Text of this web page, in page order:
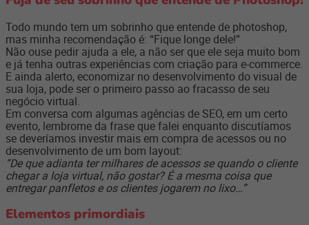
Todo mundo tem um sobrinho que entende de photoshop,
mas minha recomendação é: “Fique longe dele!”
Não ouse pedir ajuda a ele, a não ser que ele seja muito bom
e já tenha outras experiências com criação para e-­commerce.
E ainda alerto, economizar no desenvolvimento do visual de
sua loja, pode ser o primeiro passo ao fracasso de seu
negócio virtual.
Em conversa com algumas agências de SEO, em um certo
evento, lembro­me da frase que falei enquanto discutíamos
se deveríamos investir mais em compra de acessos ou no
desenvolvimento de um bom layout:
“De que adianta ter milhares de acessos se quando o cliente
chegar a loja virtual, não gostar? É a mesma coisa que
entregar panfletos e os clientes jogarem no lixo…”
Elementos primordiais